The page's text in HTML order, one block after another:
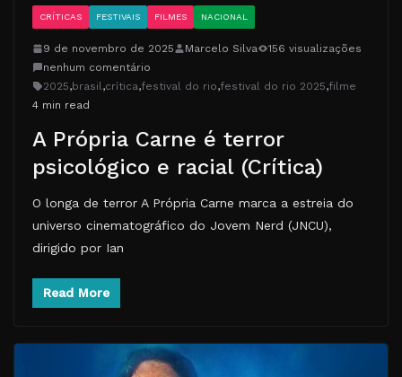
CRÍTICAS FESTIVAIS FILMES NACIONAL
9 de novembro de 2025 Marcelo Silva
156 visualizações
nenhum comentário
2025,brasil,crítica,festival do rio,festival do rio 2025,filme
4 min read
A Própria Carne é terror
psicológico e racial (Crítica)
O longa de terror A Própria Carne marca a estreia do
universo cinematográfico do Jovem Nerd (JNCU),
dirigido por Ian
Read More